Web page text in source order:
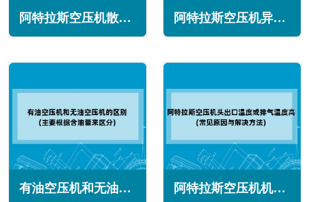
阿特拉斯空压机散热风扇电机过载怎么办(常见原因与解决方法) 阿特拉斯空压机异响怎么回事(主要原因与解决办法)
有油空压机和无油空压机的区别(主要根据含油量来区分) 阿特拉斯空压机机头出口温度或排气温度高(常见原因与解决方法)